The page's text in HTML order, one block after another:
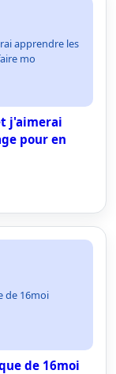
apprendre les
mo
j'aimerai
pour en
de 16moi
de 16moi